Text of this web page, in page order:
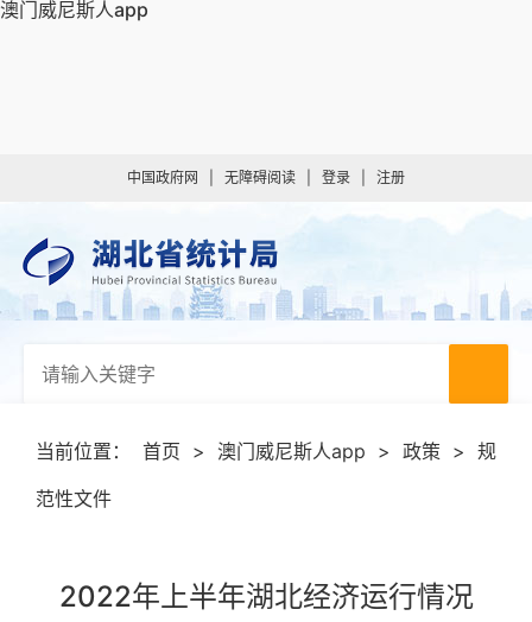
澳门威尼斯人app
中国政府网 无障碍阅读 登录 注册
当前位置： 首页 > 澳门威尼斯人app > 政策 > 规
范性文件
2022年上半年湖北经济运行情况